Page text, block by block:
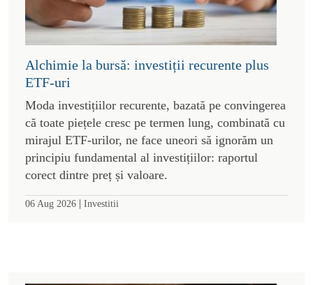
Alchimie la bursă: investiții recurente plus
ETF-uri
Moda investițiilor recurente, bazată pe convingerea
că toate piețele cresc pe termen lung, combinată cu
mirajul ETF-urilor, ne face uneori să ignorăm un
principiu fundamental al investițiilor: raportul
corect dintre preț și valoare.
06 Aug 2026 | Investitii